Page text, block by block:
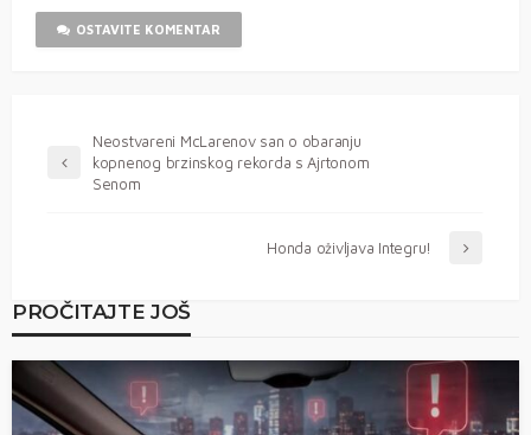
OSTAVITE KOMENTAR
Neostvareni McLarenov san o obaranju
kopnenog brzinskog rekorda s Ajrtonom
Senom
Honda oživljava Integru!
PROČITAJTE JOŠ